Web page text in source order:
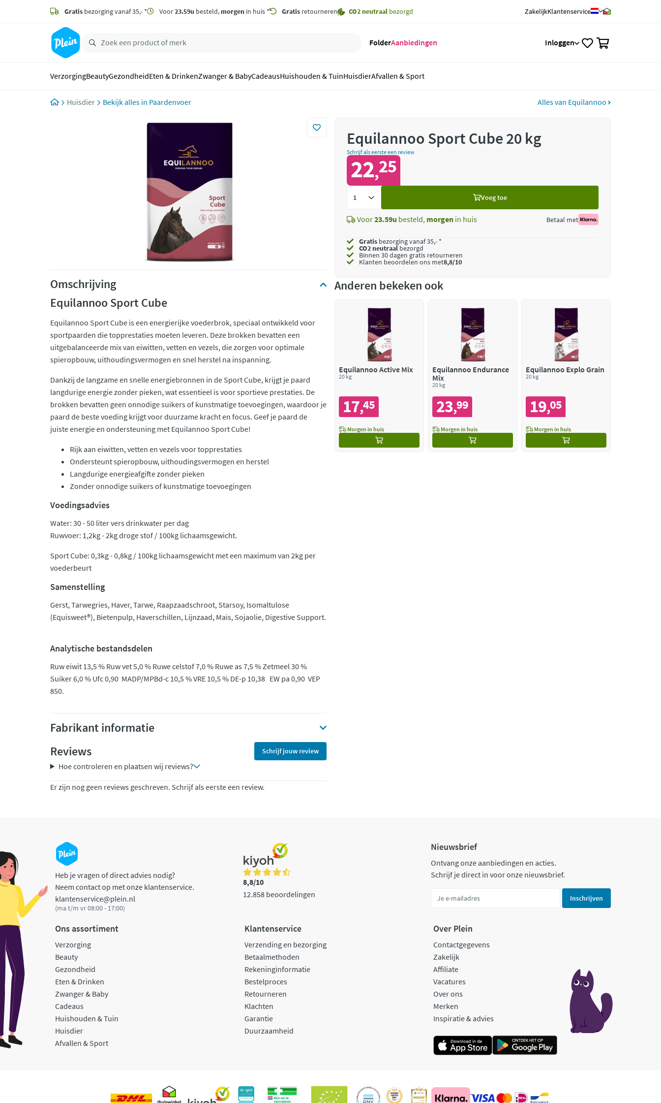
zoeken
hoofdinhoud
Gratis bezorging vanaf 35,- * Voor23.59u besteld, morgen in huis * Gratis retourneren CO2 neutraal bezorgd ZakelijkKlantenservice
FolderAanbiedingen Inloggen
VerzorgingBeautyGezondheidEten & DrinkenZwanger & BabyCadeausHuishouden & TuinHuisdierAfvallen & Sport
Huisdier Paardenvoer Alles van Equilannoo
Omschrijving
Equilannoo Sport Cube
Equilannoo Sport Cube is een energierijke voederbrok, speciaal ontwikkeld voor
sportpaarden die topprestaties moeten leveren. Deze brokken bevatten een
uitgebalanceerde mix van eiwitten, vetten en vezels, die zorgen voor optimale
spieropbouw, uithoudingsvermogen en snel herstel na inspanning.
Dankzij de langzame en snelle energiebronnen in de Sport Cube, krijgt je paard
langdurige energie zonder pieken, wat essentieel is voor sportieve prestaties. De
brokken bevatten geen onnodige suikers of kunstmatige toevoegingen, waardoor je
paard de beste voeding krijgt voor duurzame kracht en focus. Geef je paard de
juiste energie en ondersteuning met Equilannoo Sport Cube!
Rijk aan eiwitten, vetten en vezels voor topprestaties
Ondersteunt spieropbouw, uithoudingsvermogen en herstel
Langdurige energieafgifte zonder pieken
Zonder onnodige suikers of kunstmatige toevoegingen
Voedingsadvies
Water: 30 - 50 liter vers drinkwater per dag
Ruwvoer: 1,2kg - 2kg droge stof / 100kg lichaamsgewicht.
Sport Cube: 0,3kg - 0,8kg / 100kg lichaamsgewicht met een maximum van 2kg per
voederbeurt
Samenstelling
Gerst, Tarwegries, Haver, Tarwe, Raapzaadschroot, Starsoy, Isomaltulose
(Equisweet®), Bietenpulp, Haverschillen, Lijnzaad, Mais, Sojaolie, Digestive Support.
Analytische bestandsdelen
Ruw eiwit 13,5 % Ruw vet 5,0 % Ruwe celstof 7,0 % Ruwe as 7,5 % Zetmeel 30 %
Suiker 6,0 % Ufc 0,90 MADP/MPBd-c 10,5 % VRE 10,5 % DE-p 10,38 EW pa 0,90 VEP
850.
Fabrikant informatie
Reviews
Schrijf jouw review
Hoe controleren en plaatsen wij reviews?
Er zijn nog geen reviews geschreven. Schrijf als eerste een review.
Equilannoo Sport Cube 20 kg
Schrijf als eerste een review
22,25
Voeg toe
Voor23.59u besteld, morgen in huis Betaal met
Gratis bezorging vanaf 35,- *
CO2 neutraalbezorgd
Binnen 30 dagen gratis retourneren
Klanten beoordelen ons met8,8/10
Anderen bekeken ook
Equilannoo Active Mix
20 kg
17,45
Morgen in huis
Equilannoo Endurance
Mix
20 kg
23,99
Morgen in huis
Equilannoo Explo Grain
20 kg
19,05
Morgen in huis
Heb je vragen of direct advies nodig?
Neem contact op met onze klantenservice.
klantenservice@plein.nl
(ma t/m vr 08:00 - 17:00)
8,8/10
12.858 beoordelingen
Nieuwsbrief
Ontvang onze aanbiedingen en acties.
Schrijf je direct in voor onze nieuwsbrief.
Inschrijven
Ons assortiment
Verzorging
Beauty
Gezondheid
Eten & Drinken
Zwanger & Baby
Cadeaus
Huishouden & Tuin
Huisdier
Afvallen & Sport
Klantenservice
Verzending en bezorging
Betaalmethoden
Rekeninginformatie
Bestelproces
Retourneren
Klachten
Garantie
Duurzaamheid
Over Plein
Contactgegevens
Zakelijk
Affiliate
Vacatures
Over ons
Merken
Inspiratie & advies